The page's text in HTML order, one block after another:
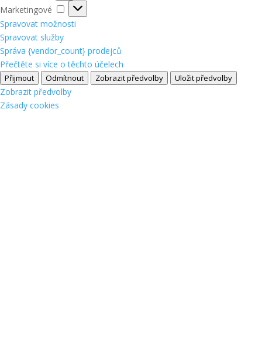
Marketingové
Marketingové
Spravovat možnosti
Spravovat služby
Správa {vendor_count} prodejců
Přečtěte si více o těchto účelech
Přijmout Odmítnout Zobrazit předvolby Uložit předvolby
Zobrazit předvolby
Zásady cookies